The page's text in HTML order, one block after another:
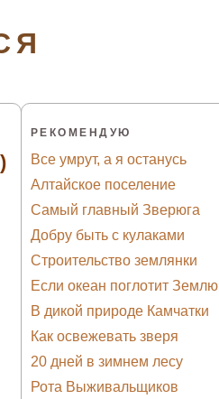
РЕКОМЕНДУЮ
Все умрут, а я останусь
Алтайское поселение
Самый главный Зверюга
Добру быть с кулаками
Строительство землянки
Если океан поглотит Землю
В дикой природе Камчатки
Как освежевать зверя
20 дней в зимнем лесу
Рота Выживальщиков